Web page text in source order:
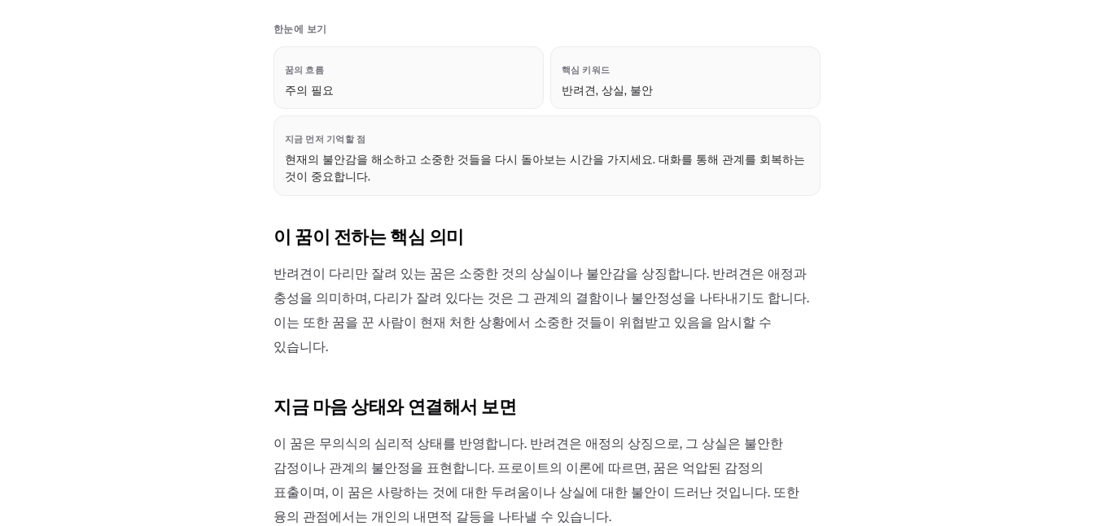
한눈에 보기
꿈의 흐름
주의 필요
핵심 키워드
반려견, 상실, 불안
지금 먼저 기억할 점
현재의 불안감을 해소하고 소중한 것들을 다시 돌아보는 시간을 가지세요. 대화를 통해 관계를 회복하는
것이 중요합니다.
이 꿈이 전하는 핵심 의미
반려견이 다리만 잘려 있는 꿈은 소중한 것의 상실이나 불안감을 상징합니다. 반려견은 애정과
충성을 의미하며, 다리가 잘려 있다는 것은 그 관계의 결함이나 불안정성을 나타내기도 합니다.
이는 또한 꿈을 꾼 사람이 현재 처한 상황에서 소중한 것들이 위협받고 있음을 암시할 수
있습니다.
지금 마음 상태와 연결해서 보면
이 꿈은 무의식의 심리적 상태를 반영합니다. 반려견은 애정의 상징으로, 그 상실은 불안한
감정이나 관계의 불안정을 표현합니다. 프로이트의 이론에 따르면, 꿈은 억압된 감정의
표출이며, 이 꿈은 사랑하는 것에 대한 두려움이나 상실에 대한 불안이 드러난 것입니다. 또한
융의 관점에서는 개인의 내면적 갈등을 나타낼 수 있습니다.